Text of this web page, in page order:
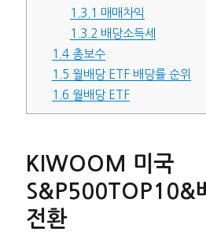
1.3.1 매매차익
1.3.2 배당소득세
1.4 총보수
1.5 월배당 ETF 배당률 순위
1.6 월배당 ETF
KIWOOM 미국
S&P500TOP10&
전환